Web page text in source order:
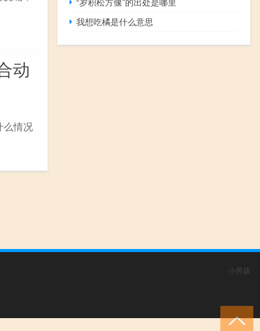
动
么情况
我想吃橘是什么意思
小男孩